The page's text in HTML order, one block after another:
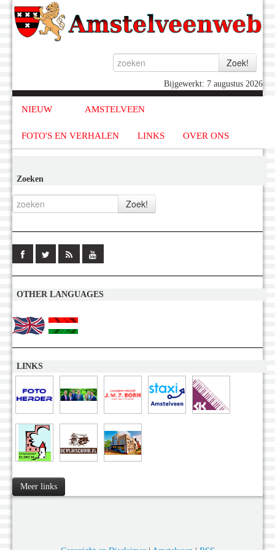
Bijgewerkt: 7 augustus 2026
NIEUW AMSTELVEEN
FOTO'S EN VERHALEN LINKS OVER ONS
Zoeken
OTHER LANGUAGES
LINKS
Meer links